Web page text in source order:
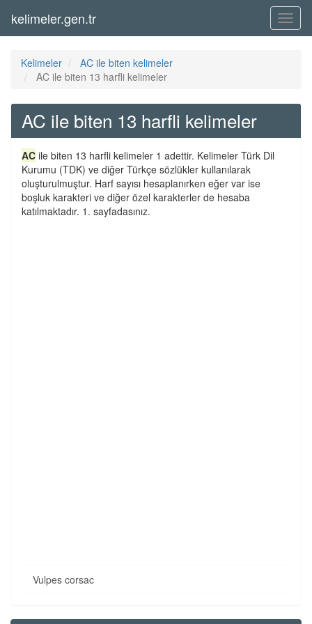
Menü
kelimeler.gen.tr
Kelimeler
AC ile biten kelimeler
AC ile biten 13 harfli kelimeler
AC ile biten 13 harfli kelimeler
AC ile biten 13 harfli kelimeler 1 adettir. Kelimeler Türk Dil
Kurumu (TDK) ve diğer Türkçe sözlükler kullanılarak
oluşturulmuştur. Harf sayısı hesaplanırken eğer var ise
boşluk karakteri ve diğer özel karakterler de hesaba
katılmaktadır. 1. sayfadasınız.
Vulpes corsac